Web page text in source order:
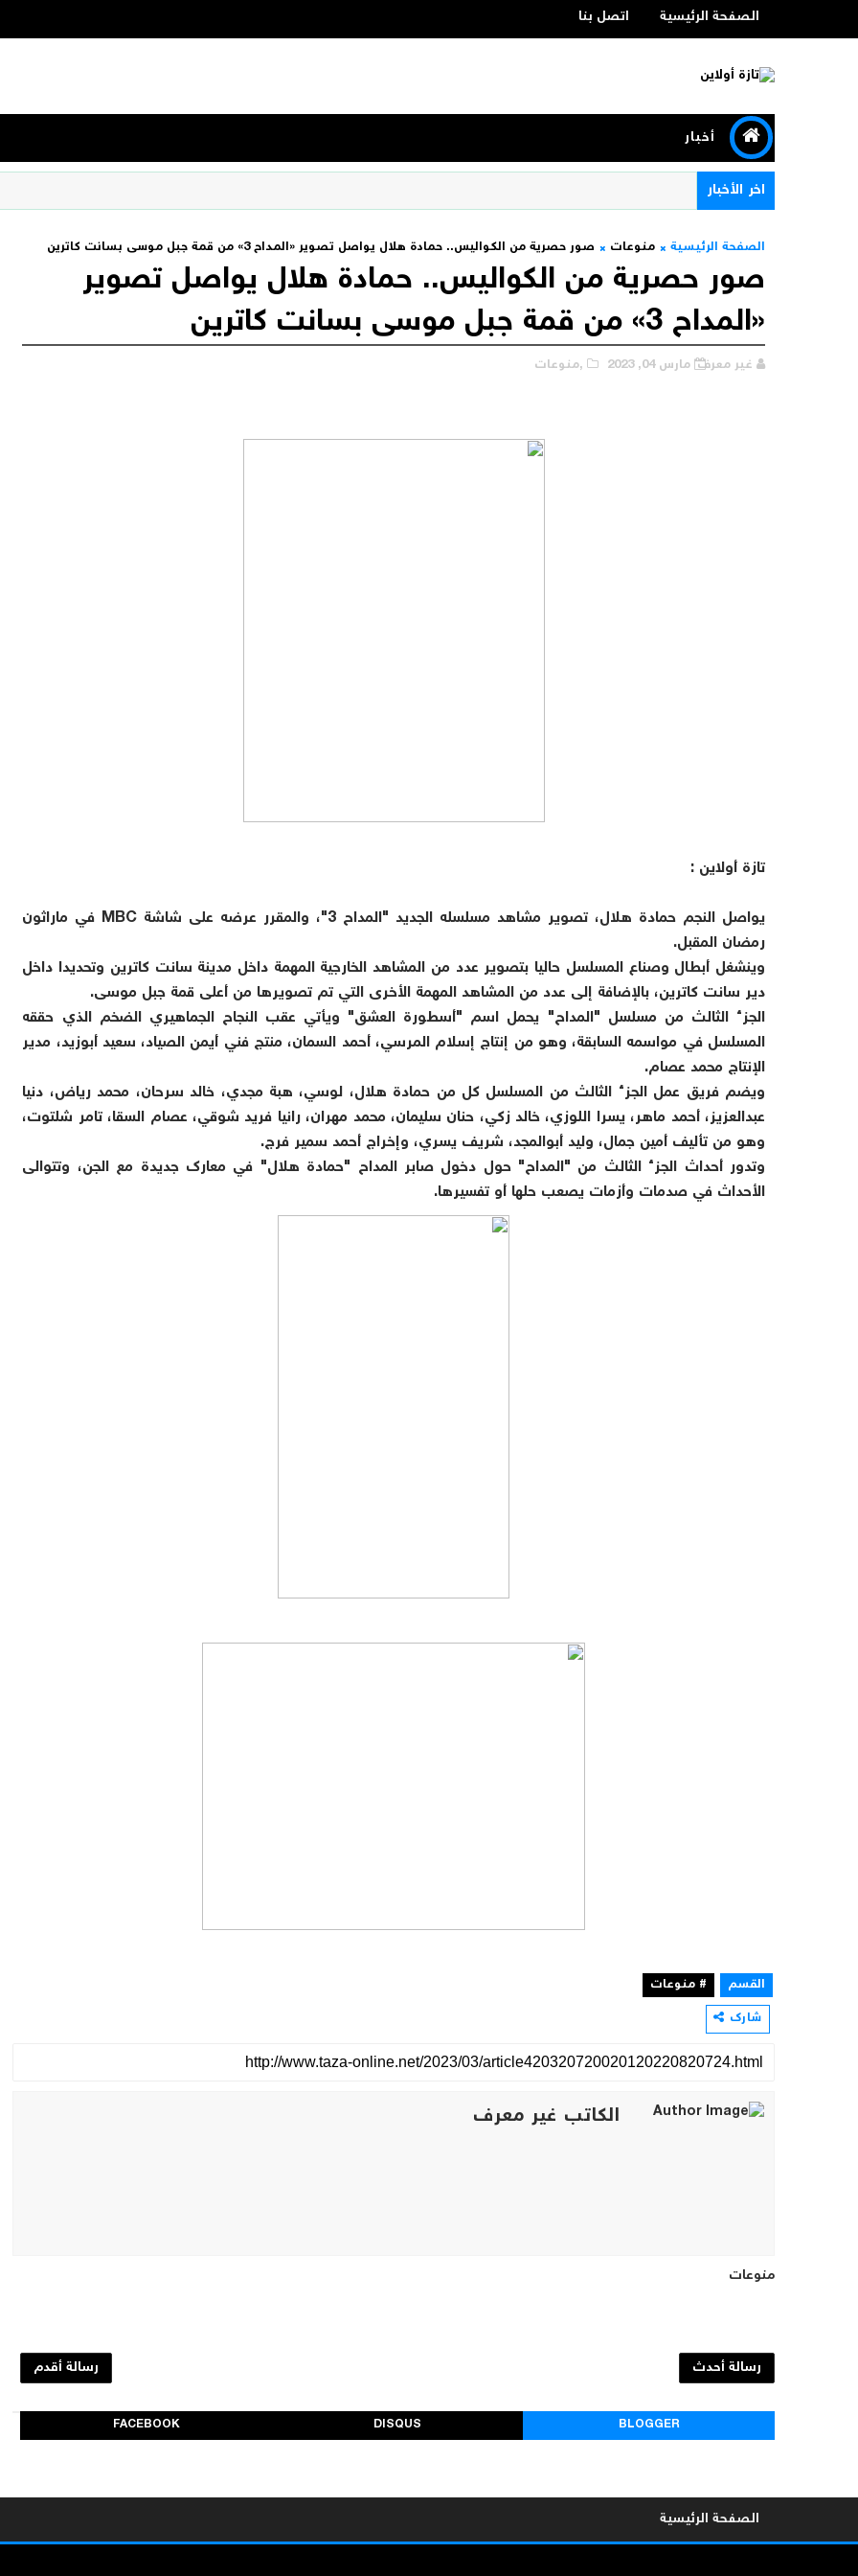
الصفحة الرئيسية اتصل بنا
أخبار
اخر الأخبار
الصفحة الرئيسية منوعات صور حصرية من الكواليس.. حمادة هلال يواصل تصوير «المداح 3» من قمة جبل موسى بسانت كاترين
صور حصرية من الكواليس.. حمادة هلال يواصل تصوير
«المداح 3» من قمة جبل موسى بسانت كاترين
غير معرف مارس 04, 2023 ,منوعات
تازة أولاين :
يواصل النجم حمادة هلال، تصوير مشاهد مسلسله الجديد "المداح 3"، والمقرر عرضه على شاشة MBC في ماراثون
رمضان المقبل.
وينشغل أبطال وصناع المسلسل حاليا بتصوير عدد من المشاهد الخارجية المهمة داخل مدينة سانت كاترين وتحديدا داخل
دير سانت كاترين، بالإضافة إلى عدد من المشاهد المهمة الأخرى التي تم تصويرها من أعلى قمة جبل موسى.
الجزء الثالث من مسلسل "المداح" يحمل اسم "أسطورة العشق" ويأتي عقب النجاح الجماهيري الضخم الذي حققه
المسلسل في مواسمه السابقة، وهو من إنتاج إسلام المرسي، أحمد السمان، منتج فني أيمن الصياد، سعيد أبوزيد، مدير
الإنتاج محمد عصام.
ويضم فريق عمل الجزء الثالث من المسلسل كل من حمادة هلال، لوسي، هبة مجدي، خالد سرحان، محمد رياض، دنيا
عبدالعزيز، أحمد ماهر، يسرا اللوزي، خالد زكي، حنان سليمان، محمد مهران، رانيا فريد شوقي، عصام السقا، تامر شلتوت،
وهو من تأليف أمين جمال، وليد أبوالمجد، شريف يسري، وإخراج أحمد سمير فرج.
وتدور أحداث الجزء الثالث من "المداح" حول دخول صابر المداح "حمادة هلال" في معارك جديدة مع الجن، وتتوالى
الأحداث في صدمات وأزمات يصعب حلها أو تفسيرها.
القسم
# منوعات
شارك
الكاتب غير معرف
منوعات
رسالة أحدث رسالة أقدم
BLOGGER
DISQUS
FACEBOOK
الصفحة الرئيسية